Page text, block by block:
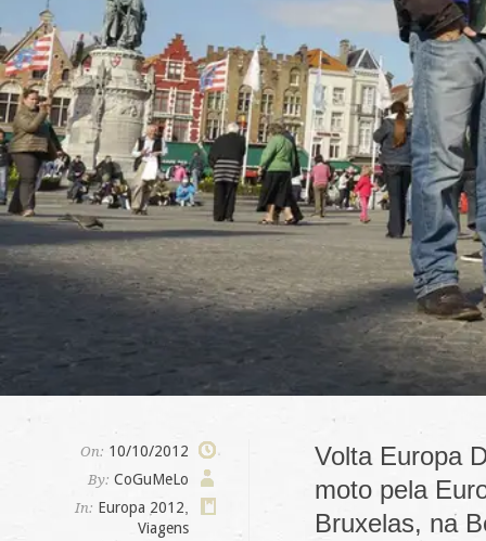
On: 10/10/2012
By: CoGuMeLo
In: Europa 2012
Viagens
Volta Europa
moto pela
Bruxelas, na